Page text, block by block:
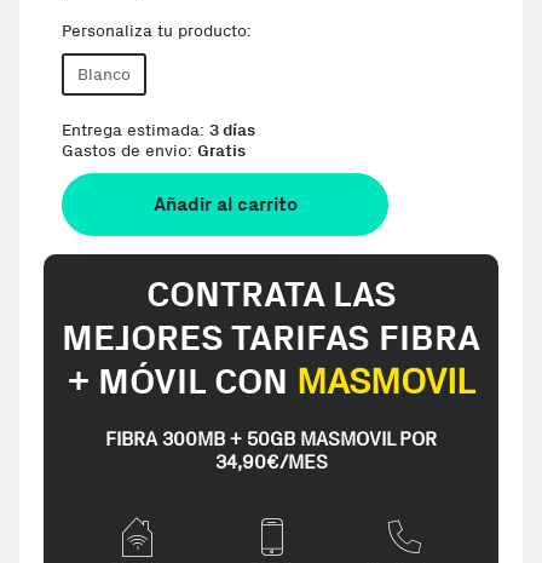
Personaliza tu producto:
Blanco
Entrega estimada: 3 días
Gastos de envio: Gratis
Añadir al carrito
CONTRATA LAS
MEJORES TARIFAS FIBRA
+ MÓVIL CON MASMOVIL
FIBRA 300MB + 50GB MASMOVIL POR
34,90€/MES